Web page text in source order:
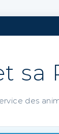
sa
des